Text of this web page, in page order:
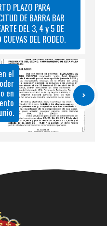
PLAZO PARA
DE BARRA BAR
DEL 3, 4 y 5 DE
CUEVAS DEL RODEO.
el
en